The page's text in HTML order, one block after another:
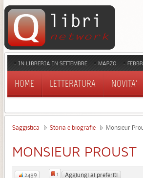
IN LIBRERIA IN SETTEMBRE MARZO
HOME LETTERATURA NOVITA'
Saggistica Storia e biografie Monsieur
MONSIEUR PROUST
2489 1 Aggiungi ai preferiti